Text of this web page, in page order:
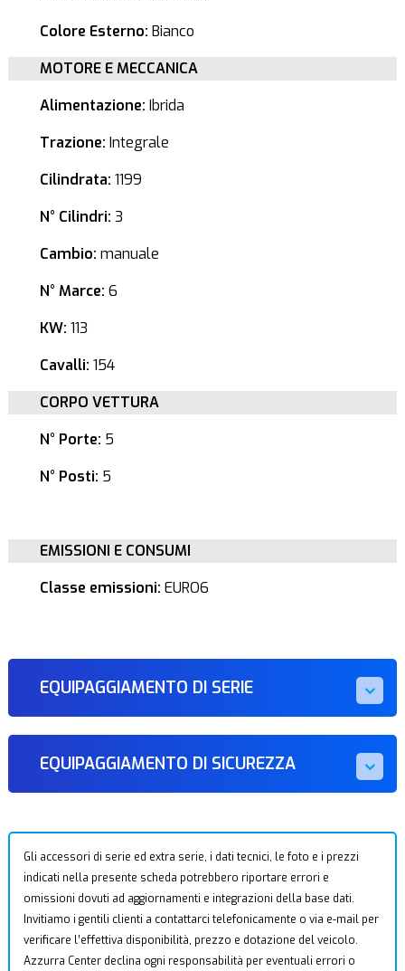
Colore Esterno: Bianco
MOTORE E MECCANICA
Alimentazione: Ibrida
Trazione: Integrale
Cilindrata: 1199
N° Cilindri: 3
Cambio: manuale
N° Marce: 6
KW: 113
Cavalli: 154
CORPO VETTURA
N° Porte: 5
N° Posti: 5
EMISSIONI E CONSUMI
Classe emissioni: EURO6
EQUIPAGGIAMENTO DI SERIE
EQUIPAGGIAMENTO DI SICUREZZA
Gli accessori di serie ed extra serie, i dati tecnici, le foto e i prezzi
indicati nella presente scheda potrebbero riportare errori e
omissioni dovuti ad aggiornamenti e integrazioni della base dati.
Invitiamo i gentili clienti a contattarci telefonicamente o via e-mail per
verificare l’effettiva disponibilità, prezzo e dotazione del veicolo.
Azzurra Center declina ogni responsabilità per eventuali errori o